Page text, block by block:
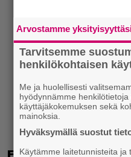
Arvostamme
Tarvitsemme
henkilökohtaisen
Me ja huolellisesti
hyödynnämme
käyttäjäkokemuksen sekä
mainoksia.
Hyväksymällä suostut
Käytämme laitetunnisteita ja